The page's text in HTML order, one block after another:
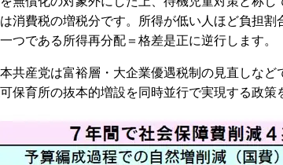
消費税の増税分です。所得が低い人ほど負担
つである所得再分配＝格差是正に逆行します。
共産党は富裕層・大企業優遇税制の見直しなど
保育所の抜本的増設を同時並行で実現する政策